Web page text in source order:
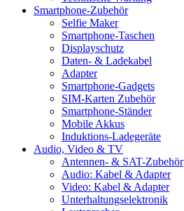
Smartphone-Zubehör
Selfie Maker
Smartphone-Taschen
Displayschutz
Daten- & Ladekabel
Adapter
Smartphone-Gadgets
SIM-Karten Zubehör
Smartphone-Ständer
Mobile Akkus
Induktions-Ladegeräte
Audio, Video & TV
Antennen- & SAT-Zubehör
Audio: Kabel & Adapter
Video: Kabel & Adapter
Unterhaltungselektronik